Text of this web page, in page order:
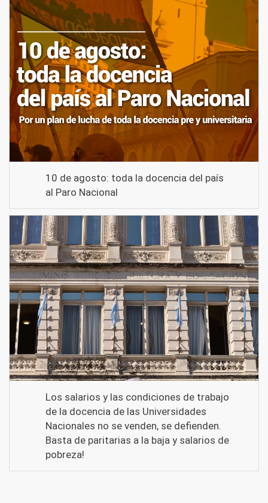
10 de agosto: toda la docencia del país
al Paro Nacional
Los salarios y las condiciones de trabajo
de la docencia de las Universidades
Nacionales no se venden, se defienden.
Basta de paritarias a la baja y salarios de
pobreza!